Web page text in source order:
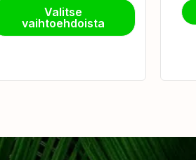
Valitse
vaihtoehdoista